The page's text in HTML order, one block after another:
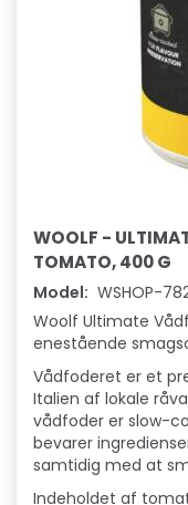
WOOLF -
TOMATO, 400 G
Model: WSHOP-
Woolf Ultimate
enestående
Vådfoderet er et
Italien af lokale
vådfoder er slow-
bevarer
samtidig med at
Indeholdet af